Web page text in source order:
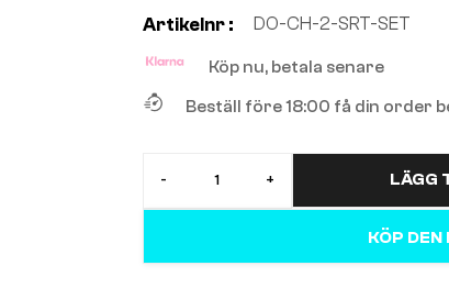
Artikelnr : DO-CH-2-SRT-SET
Köp nu, betala senare
Beställ före 18:00 få din order
- + LÄGG
KÖP DEN